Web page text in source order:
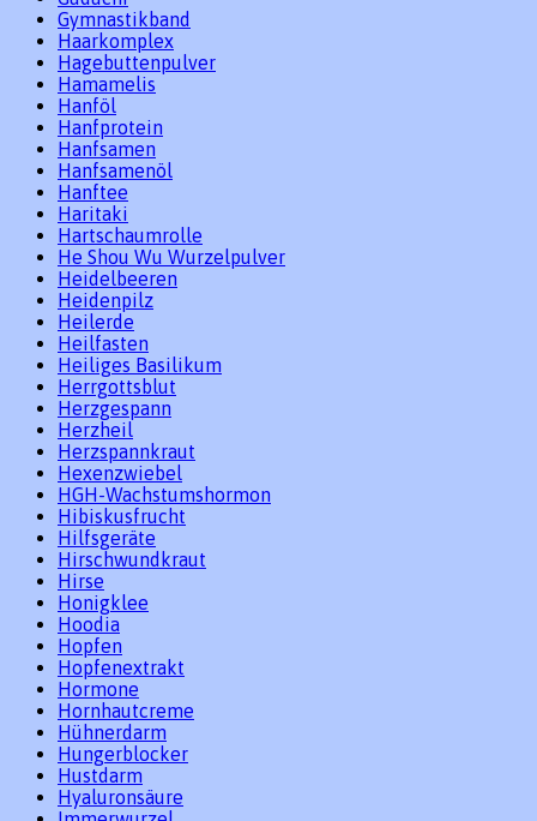
Gymnastikband
Haarkomplex
Hagebuttenpulver
Hamamelis
Hanföl
Hanfprotein
Hanfsamen
Hanfsamenöl
Hanftee
Haritaki
Hartschaumrolle
He Shou Wu Wurzelpulver
Heidelbeeren
Heidenpilz
Heilerde
Heilfasten
Heiliges Basilikum
Herrgottsblut
Herzgespann
Herzheil
Herzspannkraut
Hexenzwiebel
HGH-Wachstumshormon
Hibiskusfrucht
Hilfsgeräte
Hirschwundkraut
Hirse
Honigklee
Hoodia
Hopfen
Hopfenextrakt
Hormone
Hornhautcreme
Hühnerdarm
Hungerblocker
Hustdarm
Hyaluronsäure